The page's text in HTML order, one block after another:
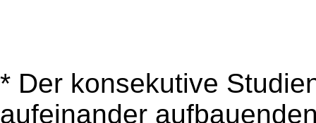
* Der konsekutive
aufeinander